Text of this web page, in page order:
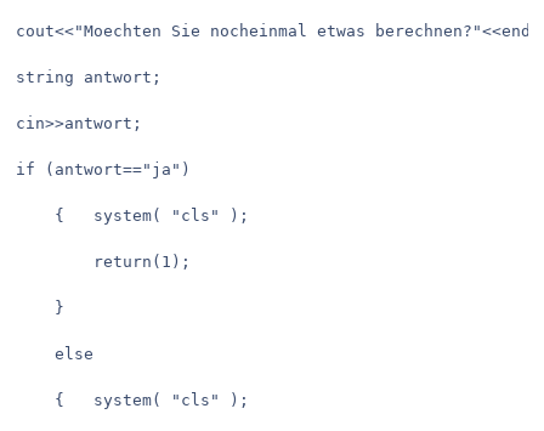
cout<<"Moechten Sie nocheinmal etwas
string antwort;
cin>>antwort;
if (antwort=="ja")